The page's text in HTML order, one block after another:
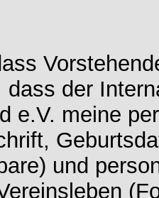
dass der
e.V. meine
und